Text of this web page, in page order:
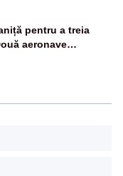
pentru a treia
aeronave
au fost ridicate de la